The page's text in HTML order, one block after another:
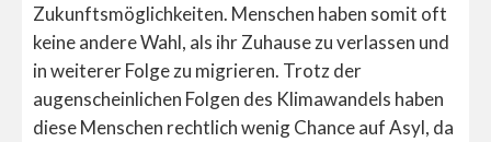
Zukunftsmöglichkeiten. Menschen haben somit oft
keine andere Wahl, als ihr Zuhause zu verlassen und
in weiterer Folge zu migrieren. Trotz der
augenscheinlichen Folgen des Klimawandels haben
diese Menschen rechtlich wenig Chance auf Asyl, da